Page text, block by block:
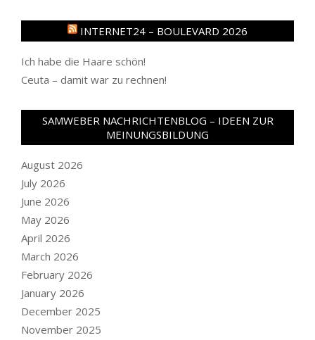
INTERNET24 – BOULEVARD 2026
Ich habe die Haare schön!
Ceuta – damit war zu rechnen!
SAMWEBER NACHRICHTENBLOG – IDEEN ZUR
MEINUNGSBILDUNG
August 2026
July 2026
June 2026
May 2026
April 2026
March 2026
February 2026
January 2026
December 2025
November 2025